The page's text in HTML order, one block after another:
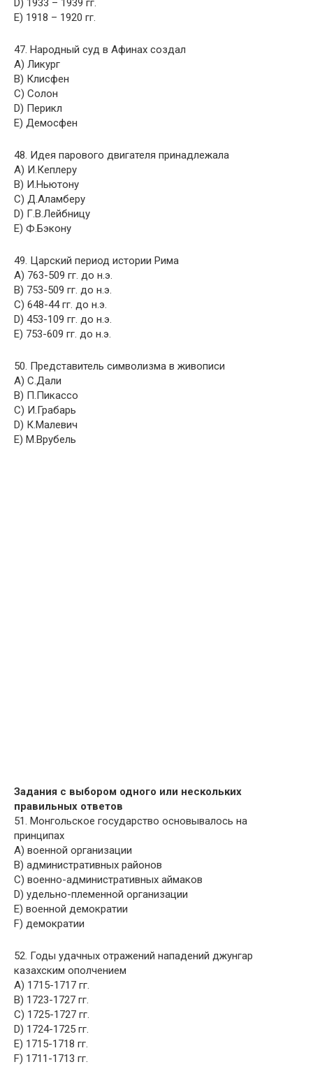
D) 1933 – 1939 гг.
E) 1918 – 1920 гг.
47. Народный суд в Афинах создал
A) Ликург
B) Клисфен
C) Солон
D) Перикл
E) Демосфен
48. Идея парового двигателя принадлежала
A) И.Кеплеру
B) И.Ньютону
C) Д.Аламберу
D) Г.В.Лейбницу
E) Ф.Бэкону
49. Царский период истории Рима
A) 763-509 гг. до н.э.
B) 753-509 гг. до н.э.
C) 648-44 гг. до н.э.
D) 453-109 гг. до н.э.
E) 753-609 гг. до н.э.
50. Представитель символизма в живописи
A) С.Дали
B) П.Пикассо
C) И.Грабарь
D) К.Малевич
E) М.Врубель
Задания с выбором одного или нескольких
правильных ответов
51. Монгольское государство основывалось на
принципах
A) военной организации
B) административных районов
C) военно-административных аймаков
D) удельно-племенной организации
E) военной демократии
F) демократии
52. Годы удачных отражений нападений джунгар
казахским ополчением
A) 1715-1717 гг.
B) 1723-1727 гг.
C) 1725-1727 гг.
D) 1724-1725 гг.
E) 1715-1718 гг.
F) 1711-1713 гг.